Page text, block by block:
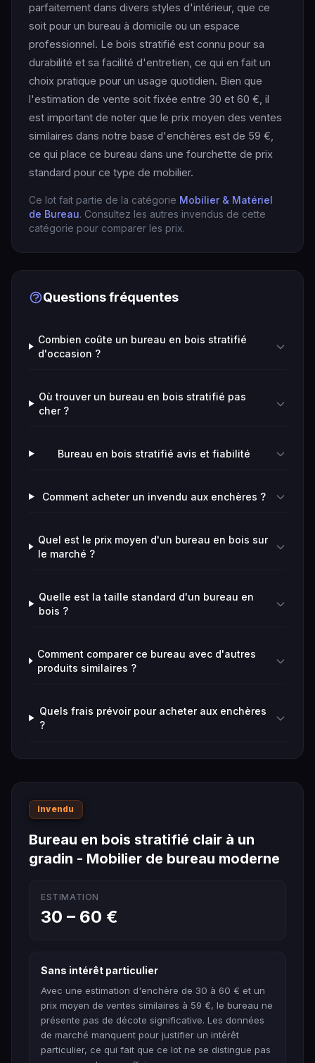
parfaitement dans divers styles d'intérieur, que ce
soit pour un bureau à domicile ou un espace
professionnel. Le bois stratifié est connu pour sa
durabilité et sa facilité d'entretien, ce qui en fait un
choix pratique pour un usage quotidien. Bien que
l'estimation de vente soit fixée entre 30 et 60 €, il
est important de noter que le prix moyen des ventes
similaires dans notre base d'enchères est de 59 €,
ce qui place ce bureau dans une fourchette de prix
standard pour ce type de mobilier.
Ce lot fait partie de la catégorie Mobilier & Matériel
de Bureau. Consultez les autres invendus de cette
catégorie pour comparer les prix.
Questions fréquentes
Combien coûte un bureau en bois stratifié
d'occasion ?
Où trouver un bureau en bois stratifié pas
cher ?
Bureau en bois stratifié avis et fiabilité
Comment acheter un invendu aux enchères ?
Quel est le prix moyen d'un bureau en bois sur
le marché ?
Quelle est la taille standard d'un bureau en
bois ?
Comment comparer ce bureau avec d'autres
produits similaires ?
Quels frais prévoir pour acheter aux enchères
?
Invendu
Bureau en bois stratifié clair à un
gradin - Mobilier de bureau moderne
ESTIMATION
30 – 60 €
Sans intérêt particulier
Avec une estimation d'enchère de 30 à 60 € et un
prix moyen de ventes similaires à 59 €, le bureau ne
présente pas de décote significative. Les données
de marché manquent pour justifier un intérêt
particulier, ce qui fait que ce lot ne se distingue pas